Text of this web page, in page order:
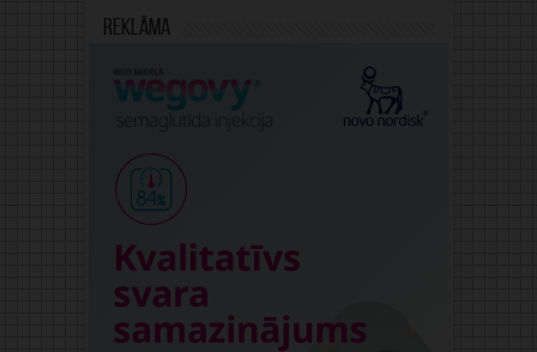
Reklāma